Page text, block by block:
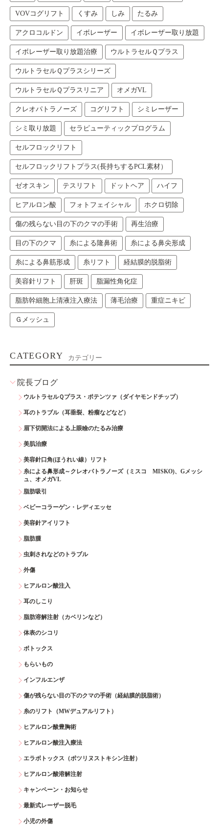
VOVコグリフト くすみ しみ たるみ
アクロコルドン イボレーザー イボレーザー取り放題
イボレーザー取り放題治療 ウルトラセルＱプラス
ウルトラセルＱプラスシリーズ
ウルトラセルＱプラスリニア オメガVL
クレオパトラノーズ コグリフト シミレーザー
シミ取り放題 セラピューティックプログラム
セルフロックリフト
セルフロックリフトプラス(長持ちするPCL素材）
ゼオスキン テスリフト ドットヘア ハイフ
ヒアルロン酸 フォトフェイシャル ホクロ切除
傷の残らない目の下のクマの手術 再生治療
目の下のクマ 糸による隆鼻術 糸による鼻尖形成
糸による鼻筋形成 糸リフト 経結膜的脱脂術
美容針リフト 肝斑 脂漏性角化症
脂肪幹細胞上清液注入療法 薄毛治療 重症ニキビ
Ｇメッシュ
CATEGORY カテゴリー
院長ブログ
ウルトラセルＱプラス・ポテンツァ（ダイヤモンドチップ）
耳のトラブル（耳垂裂、粉瘤などなど）
眉下切開法による上眼瞼のたるみ治療
美肌治療
美容針口角(ほうれい線）リフト
糸による鼻形成～クレオパトラノーズ（ミスコ MISKO)、Gメッシ
ュ、オメガVL
脂肪吸引
ベビーコラーゲン・レディエッセ
美容針アイリフト
脂肪腫
虫刺されなどのトラブル
外傷
ヒアルロン酸注入
耳のしこり
脂肪溶解注射（カベリンなど）
体表のシコリ
ボトックス
もらいもの
インフルエンザ
傷が残らない目の下のクマの手術（経結膜的脱脂術）
糸のリフト（MWデュアルリフト）
ヒアルロン酸豊胸術
ヒアルロン酸注入療法
エラボトックス（ボツリヌストキシン注射）
ヒアルロン酸溶解注射
キャンペーン・お知らせ
最新式レーザー脱毛
小児の外傷